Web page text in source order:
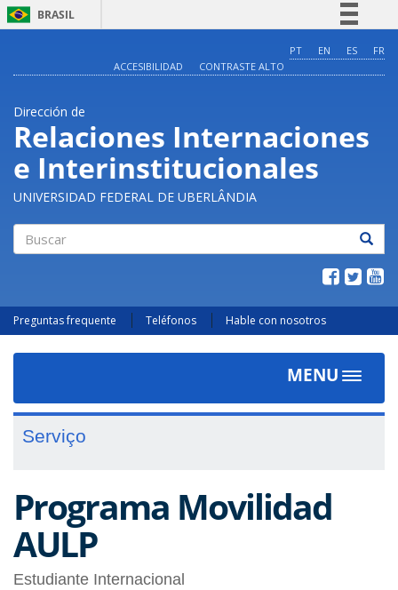
BRASIL
Comunica BR
Acesso à informação
Legislação
Canais
PT EN ES
FR
ACCESIBILIDAD
CONTRASTE ALTO
Dirección de
Relaciones Internaciones
e Interinstitucionales
UNIVERSIDAD FEDERAL DE UBERLÂNDIA
Preguntas frequente Teléfonos Hable con nosotros
MENU
Toggle
Serviço
Programa Movilidad
AULP
Estudiante Internacional